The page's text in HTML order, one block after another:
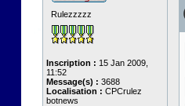
Rulezzzzz
Inscription : 15 Jan 2009,
11:52
Message(s) : 3688
Localisation : CPCrulez
botnews